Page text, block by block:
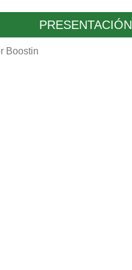
PRESENTACIÓN
Boostin